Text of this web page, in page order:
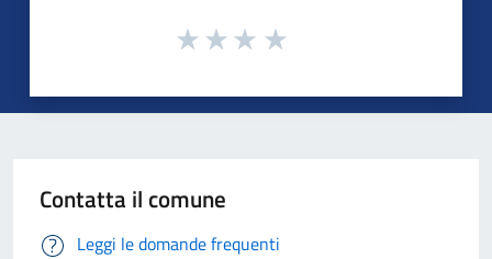
Contatta il comune
Leggi le domande frequenti